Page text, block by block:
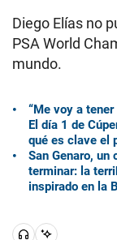
Diego Elías no
PSA World
mundo.
“Me voy a
El día 1 de
qué es clave el
San Genaro,
terminar: la
inspirado en la